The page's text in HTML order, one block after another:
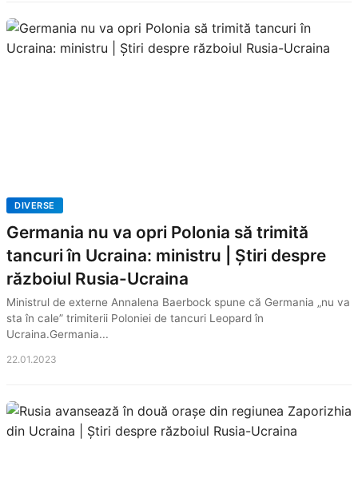
DIVERSE
Germania nu va opri Polonia să trimită
tancuri în Ucraina: ministru | Știri despre
războiul Rusia-Ucraina
Ministrul de externe Annalena Baerbock spune că Germania „nu va
sta în cale” trimiterii Poloniei de tancuri Leopard în
Ucraina.Germania...
22.01.2023